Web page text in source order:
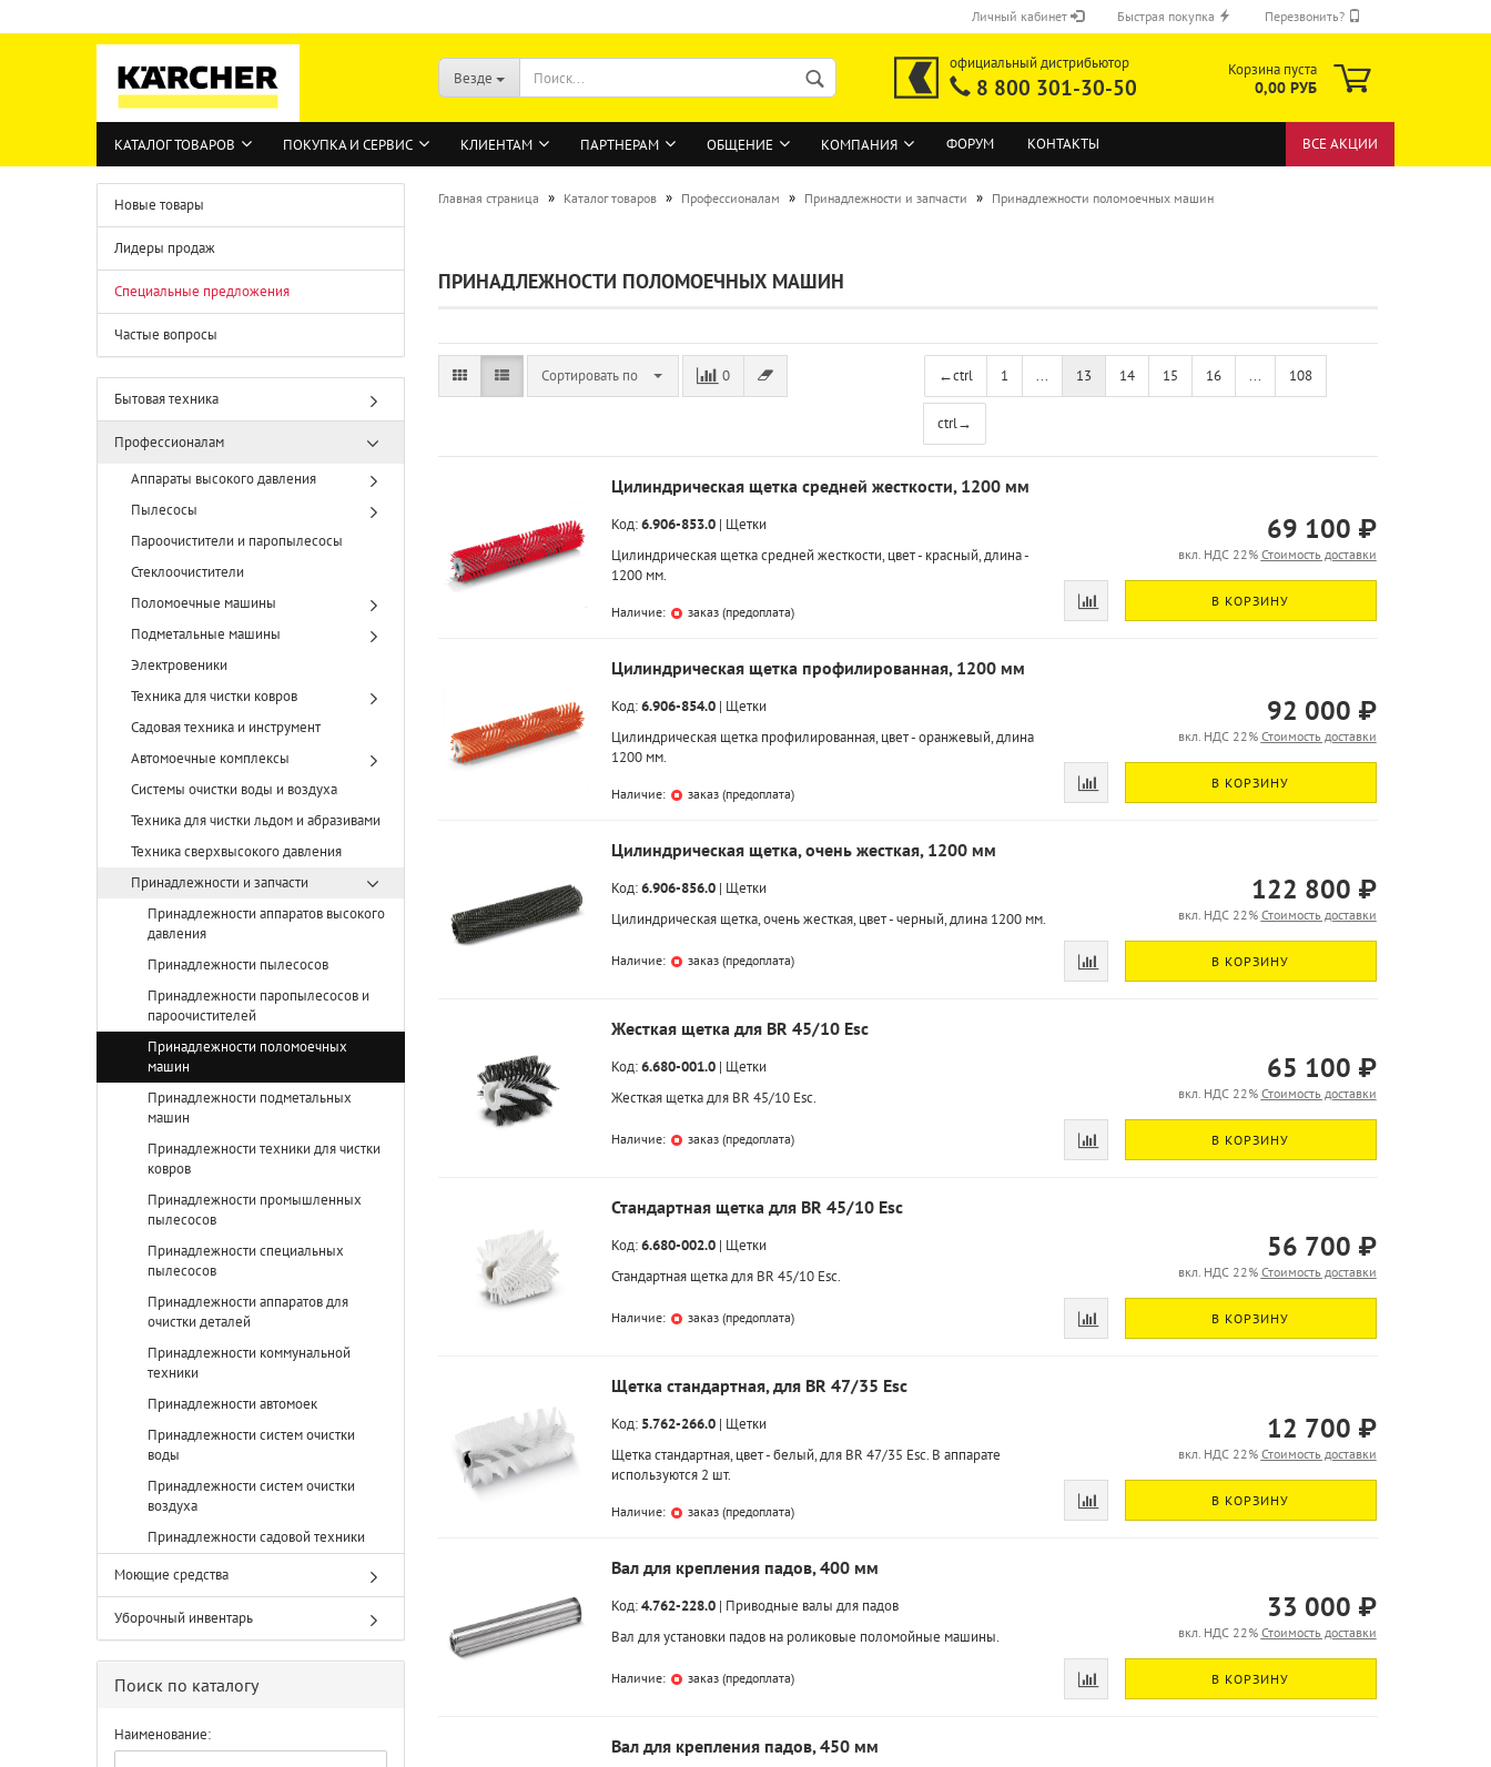
Личный кабинет
Забыли пароль?
Быстрая покупка Перезвонить?
Везде
официальный дистрибьютор
8 800 301-30-50
Корзина пуста
0,00 РУБ
КАТАЛОГ ТОВАРОВ ПОКУПКА И СЕРВИС КЛИЕНТАМ ПАРТНЕРАМ ОБЩЕНИЕ КОМПАНИЯ ФОРУМ КОНТАКТЫ ВСЕ АКЦИИ
Главная страница » Каталог товаров » Профессионалам » Принадлежности и запчасти » Принадлежности поломоечных машин
ПРИНАДЛЕЖНОСТИ ПОЛОМОЕЧНЫХ МАШИН
Сортировать по 0 ←ctrl 1 ... 13 14 15 16 ... 108
ctrl→
Цилиндрическая щетка средней жесткости, 1200 мм
Код:6.906-853.0| Щетки
Цилиндрическая щетка средней жесткости, цвет - красный, длина -
1200 мм.
Наличие: заказ (предоплата)
69 100 ₽
вкл. НДС 22% Стоимость доставки
В КОРЗИНУ
Цилиндрическая щетка профилированная, 1200 мм
Код:6.906-854.0| Щетки
Цилиндрическая щетка профилированная, цвет - оранжевый, длина
1200 мм.
Наличие: заказ (предоплата)
92 000 ₽
вкл. НДС 22% Стоимость доставки
В КОРЗИНУ
Цилиндрическая щетка, очень жесткая, 1200 мм
Код:6.906-856.0| Щетки
Цилиндрическая щетка, очень жесткая, цвет - черный, длина 1200 мм.
Наличие: заказ (предоплата)
122 800 ₽
вкл. НДС 22% Стоимость доставки
В КОРЗИНУ
Жесткая щетка для BR 45/10 Esc
Код:6.680-001.0| Щетки
Жесткая щетка для BR 45/10 Esc.
Наличие: заказ (предоплата)
65 100 ₽
вкл. НДС 22% Стоимость доставки
В КОРЗИНУ
Стандартная щетка для BR 45/10 Esc
Код:6.680-002.0| Щетки
Стандартная щетка для BR 45/10 Esc.
Наличие: заказ (предоплата)
56 700 ₽
вкл. НДС 22% Стоимость доставки
В КОРЗИНУ
Щетка стандартная, для BR 47/35 Esc
Код: 5.762-266.0| Щетки
Щетка стандартная, цвет - белый, для BR 47/35 Esc. В аппарате
используются 2 шт.
Наличие: заказ (предоплата)
12 700 ₽
вкл. НДС 22% Стоимость доставки
В КОРЗИНУ
Вал для крепления падов, 400 мм
Код:4.762-228.0| Приводные валы для падов
Вал для установки падов на роликовые поломойные машины.
Наличие: заказ (предоплата)
33 000 ₽
вкл. НДС 22% Стоимость доставки
В КОРЗИНУ
Вал для крепления падов, 450 мм
Новые товары
Лидеры продаж
Специальные предложения
Частые вопросы
Бытовая техника
Профессионалам
Аппараты высокого давления
Пылесосы
Пароочистители и паропылесосы
Стеклоочистители
Поломоечные машины
Подметальные машины
Электровеники
Техника для чистки ковров
Садовая техника и инструмент
Автомоечные комплексы
Системы очистки воды и воздуха
Техника для чистки льдом и абразивами
Техника сверхвысокого давления
Принадлежности и запчасти
Принадлежности аппаратов высокого
давления
Принадлежности пылесосов
Принадлежности паропылесосов и
пароочистителей
Принадлежности поломоечных
машин
Принадлежности подметальных
машин
Принадлежности техники для чистки
ковров
Принадлежности промышленных
пылесосов
Принадлежности специальных
пылесосов
Принадлежности аппаратов для
очистки деталей
Принадлежности коммунальной
техники
Принадлежности автомоек
Принадлежности систем очистки
воды
Принадлежности систем очистки
воздуха
Принадлежности садовой техники
Моющие средства
Уборочный инвентарь
Поиск по каталогу
Наименование: